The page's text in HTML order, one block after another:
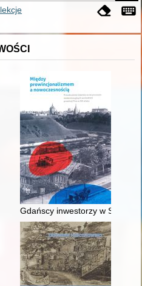
synów szlacheckich w XVI-
Gdańscy inwestorzy w